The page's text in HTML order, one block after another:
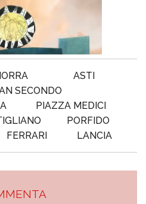
ASTI
SECONDO
PIAZZA MEDICI
PORFIDO
FERRARI LANCIA